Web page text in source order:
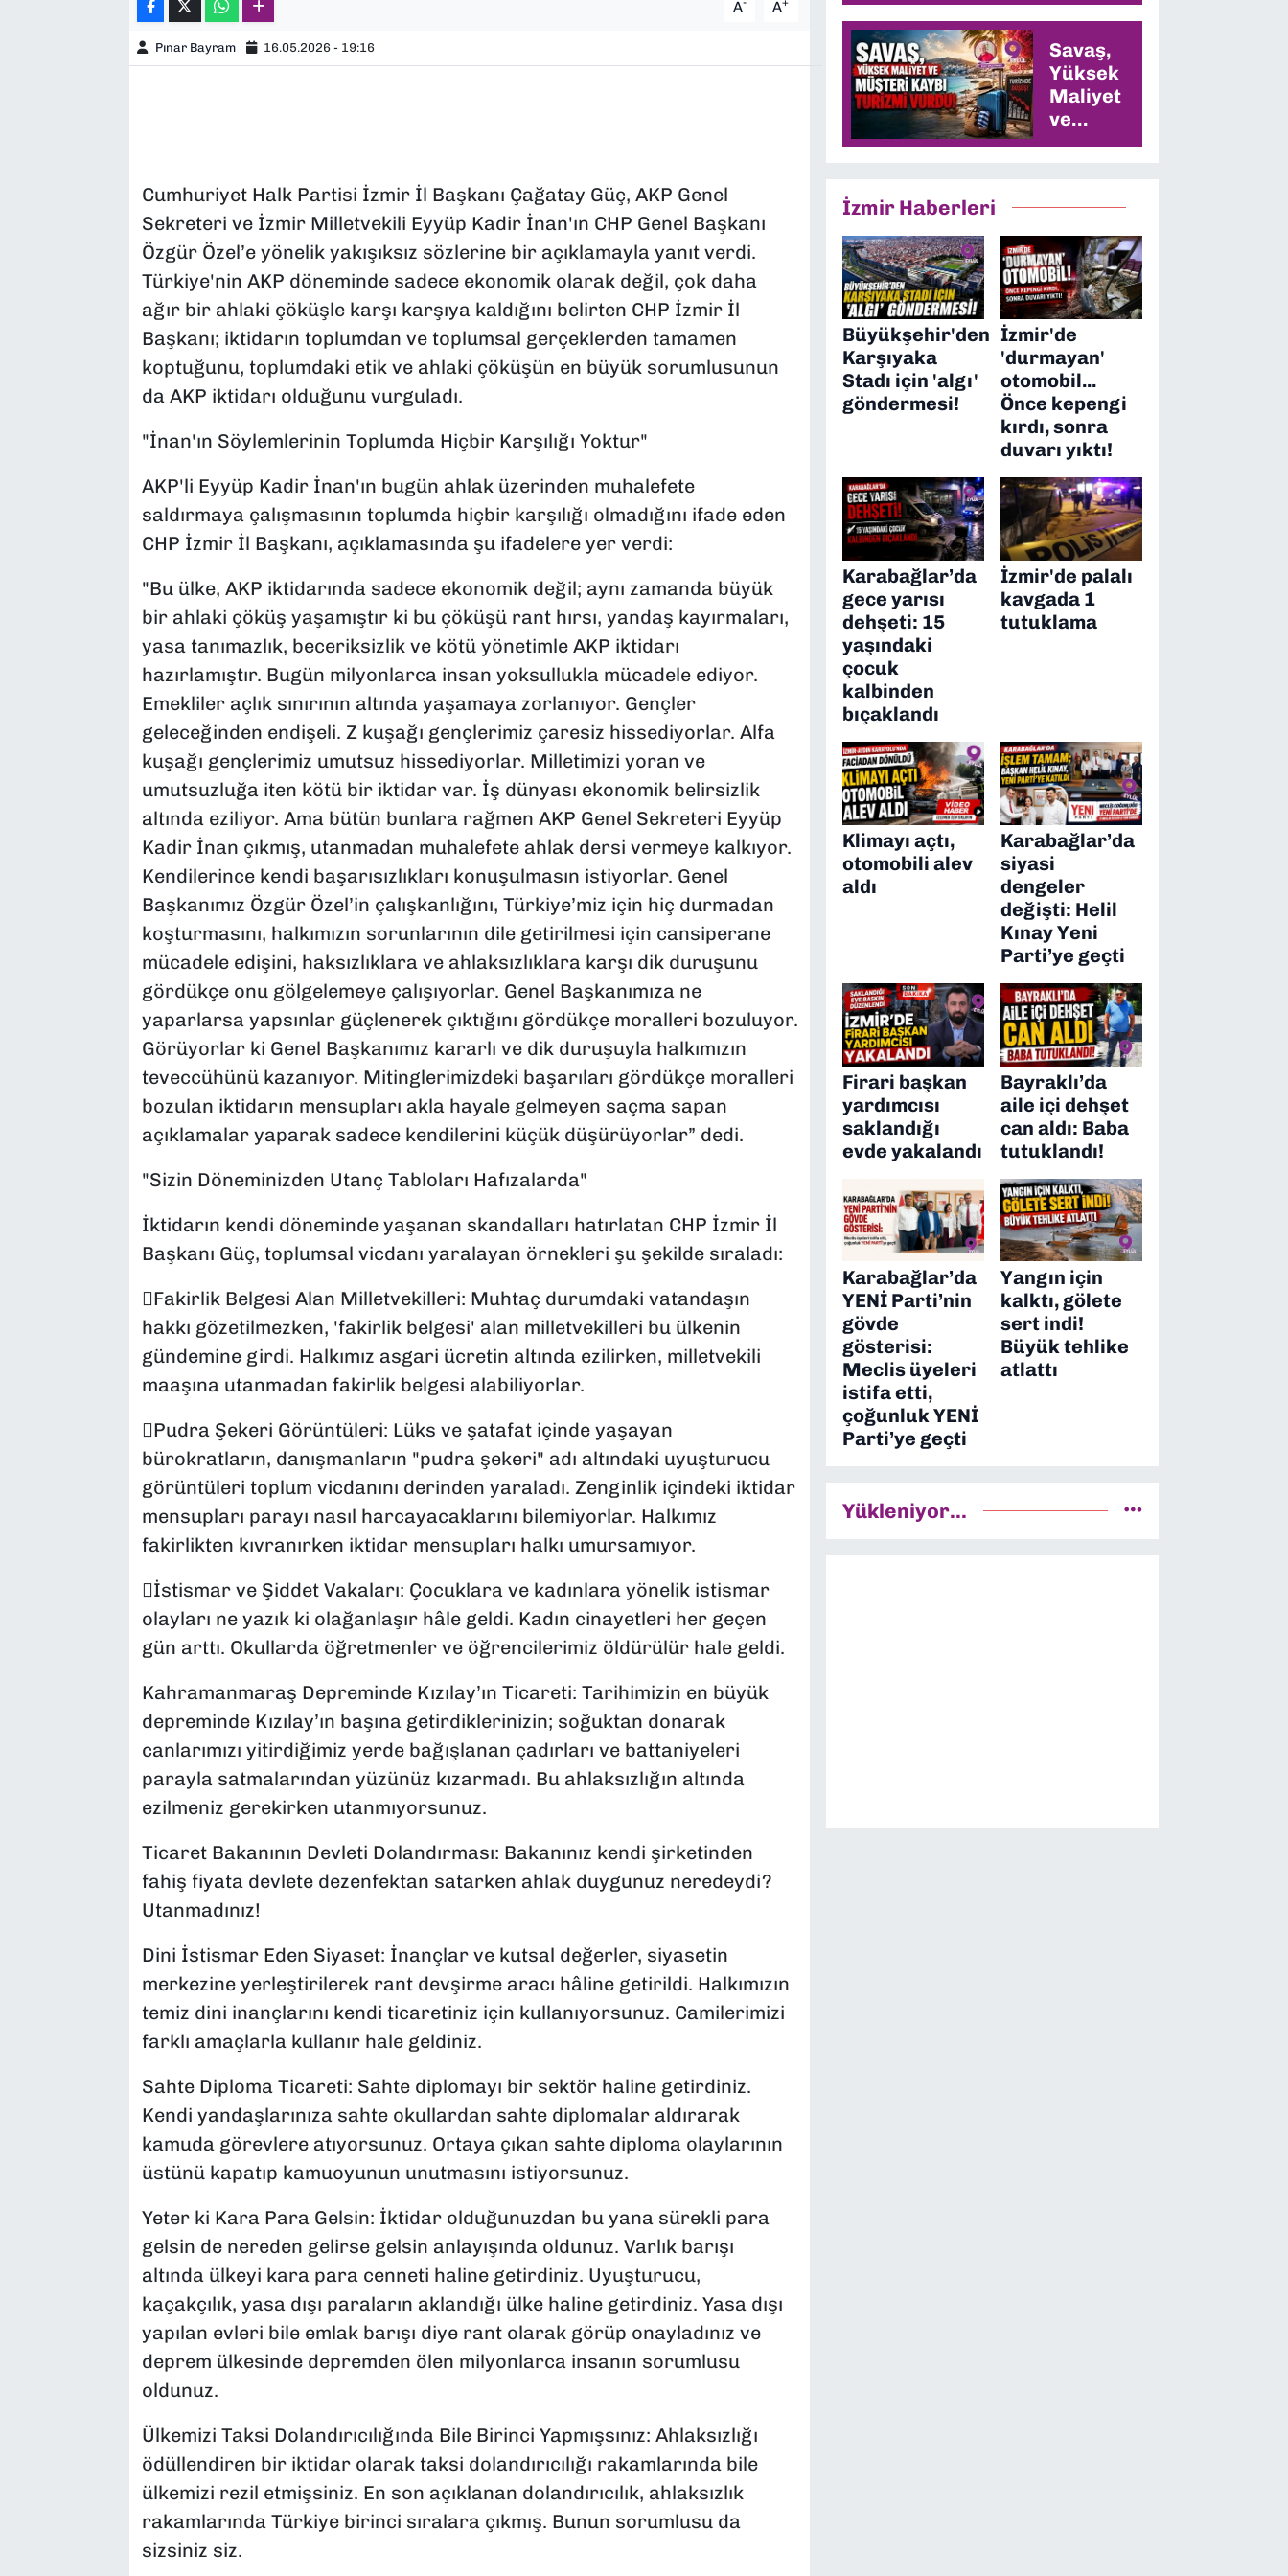
A- A+
Pınar Bayram 16.05.2026 - 19:16
Cumhuriyet Halk Partisi İzmir İl Başkanı Çağatay Güç, AKP Genel
Sekreteri ve İzmir Milletvekili Eyyüp Kadir İnan'ın CHP Genel Başkanı
Özgür Özel’e yönelik yakışıksız sözlerine bir açıklamayla yanıt verdi.
Türkiye'nin AKP döneminde sadece ekonomik olarak değil, çok daha
ağır bir ahlaki çöküşle karşı karşıya kaldığını belirten CHP İzmir İl
Başkanı; iktidarın toplumdan ve toplumsal gerçeklerden tamamen
koptuğunu, toplumdaki etik ve ahlaki çöküşün en büyük sorumlusunun
da AKP iktidarı olduğunu vurguladı.
"İnan'ın Söylemlerinin Toplumda Hiçbir Karşılığı Yoktur"
AKP'li Eyyüp Kadir İnan'ın bugün ahlak üzerinden muhalefete
saldırmaya çalışmasının toplumda hiçbir karşılığı olmadığını ifade eden
CHP İzmir İl Başkanı, açıklamasında şu ifadelere yer verdi:
"Bu ülke, AKP iktidarında sadece ekonomik değil; aynı zamanda büyük
bir ahlaki çöküş yaşamıştır ki bu çöküşü rant hırsı, yandaş kayırmaları,
yasa tanımazlık, beceriksizlik ve kötü yönetimle AKP iktidarı
hazırlamıştır. Bugün milyonlarca insan yoksullukla mücadele ediyor.
Emekliler açlık sınırının altında yaşamaya zorlanıyor. Gençler
geleceğinden endişeli. Z kuşağı gençlerimiz çaresiz hissediyorlar. Alfa
kuşağı gençlerimiz umutsuz hissediyorlar. Milletimizi yoran ve
umutsuzluğa iten kötü bir iktidar var. İş dünyası ekonomik belirsizlik
altında eziliyor. Ama bütün bunlara rağmen AKP Genel Sekreteri Eyyüp
Kadir İnan çıkmış, utanmadan muhalefete ahlak dersi vermeye kalkıyor.
Kendilerince kendi başarısızlıkları konuşulmasın istiyorlar. Genel
Başkanımız Özgür Özel’in çalışkanlığını, Türkiye’miz için hiç durmadan
koşturmasını, halkımızın sorunlarının dile getirilmesi için cansiperane
mücadele edişini, haksızlıklara ve ahlaksızlıklara karşı dik duruşunu
gördükçe onu gölgelemeye çalışıyorlar. Genel Başkanımıza ne
yaparlarsa yapsınlar güçlenerek çıktığını gördükçe moralleri bozuluyor.
Görüyorlar ki Genel Başkanımız kararlı ve dik duruşuyla halkımızın
teveccühünü kazanıyor. Mitinglerimizdeki başarıları gördükçe moralleri
bozulan iktidarın mensupları akla hayale gelmeyen saçma sapan
açıklamalar yaparak sadece kendilerini küçük düşürüyorlar” dedi.
"Sizin Döneminizden Utanç Tabloları Hafızalarda"
İktidarın kendi döneminde yaşanan skandalları hatırlatan CHP İzmir İl
Başkanı Güç, toplumsal vicdanı yaralayan örnekleri şu şekilde sıraladı:
Fakirlik Belgesi Alan Milletvekilleri: Muhtaç durumdaki vatandaşın
hakkı gözetilmezken, 'fakirlik belgesi' alan milletvekilleri bu ülkenin
gündemine girdi. Halkımız asgari ücretin altında ezilirken, milletvekili
maaşına utanmadan fakirlik belgesi alabiliyorlar.
Pudra Şekeri Görüntüleri: Lüks ve şatafat içinde yaşayan
bürokratların, danışmanların "pudra şekeri" adı altındaki uyuşturucu
görüntüleri toplum vicdanını derinden yaraladı. Zenginlik içindeki iktidar
mensupları parayı nasıl harcayacaklarını bilemiyorlar. Halkımız
fakirlikten kıvranırken iktidar mensupları halkı umursamıyor.
İstismar ve Şiddet Vakaları: Çocuklara ve kadınlara yönelik istismar
olayları ne yazık ki olağanlaşır hâle geldi. Kadın cinayetleri her geçen
gün arttı. Okullarda öğretmenler ve öğrencilerimiz öldürülür hale geldi.
Kahramanmaraş Depreminde Kızılay’ın Ticareti: Tarihimizin en büyük
depreminde Kızılay’ın başına getirdiklerinizin; soğuktan donarak
canlarımızı yitirdiğimiz yerde bağışlanan çadırları ve battaniyeleri
parayla satmalarından yüzünüz kızarmadı. Bu ahlaksızlığın altında
ezilmeniz gerekirken utanmıyorsunuz.
Ticaret Bakanının Devleti Dolandırması: Bakanınız kendi şirketinden
fahiş fiyata devlete dezenfektan satarken ahlak duygunuz neredeydi?
Utanmadınız!
Dini İstismar Eden Siyaset: İnançlar ve kutsal değerler, siyasetin
merkezine yerleştirilerek rant devşirme aracı hâline getirildi. Halkımızın
temiz dini inançlarını kendi ticaretiniz için kullanıyorsunuz. Camilerimizi
farklı amaçlarla kullanır hale geldiniz.
Sahte Diploma Ticareti: Sahte diplomayı bir sektör haline getirdiniz.
Kendi yandaşlarınıza sahte okullardan sahte diplomalar aldırarak
kamuda görevlere atıyorsunuz. Ortaya çıkan sahte diploma olaylarının
üstünü kapatıp kamuoyunun unutmasını istiyorsunuz.
Yeter ki Kara Para Gelsin: İktidar olduğunuzdan bu yana sürekli para
gelsin de nereden gelirse gelsin anlayışında oldunuz. Varlık barışı
altında ülkeyi kara para cenneti haline getirdiniz. Uyuşturucu,
kaçakçılık, yasa dışı paraların aklandığı ülke haline getirdiniz. Yasa dışı
yapılan evleri bile emlak barışı diye rant olarak görüp onayladınız ve
deprem ülkesinde depremden ölen milyonlarca insanın sorumlusu
oldunuz.
Ülkemizi Taksi Dolandırıcılığında Bile Birinci Yapmışsınız: Ahlaksızlığı
ödüllendiren bir iktidar olarak taksi dolandırıcılığı rakamlarında bile
ülkemizi rezil etmişsiniz. En son açıklanan dolandırıcılık, ahlaksızlık
rakamlarında Türkiye birinci sıralara çıkmış. Bunun sorumlusu da
sizsiniz siz.
Savaş,
Yüksek
Maliyet
ve
Müşteri
Vurdu
İzmir Haberleri
Büyükşehir'den
Karşıyaka
Stadı için 'algı'
göndermesi!
İzmir'de
'durmayan'
otomobil...
Önce kepengi
kırdı, sonra
duvarı yıktı!
Karabağlar’da
gece yarısı
dehşeti: 15
yaşındaki
çocuk
kalbinden
bıçaklandı
İzmir'de palalı
kavgada 1
tutuklama
Klimayı açtı,
otomobili alev
aldı
Karabağlar’da
siyasi
dengeler
değişti: Helil
Kınay Yeni
Parti’ye geçti
Firari başkan
yardımcısı
saklandığı
evde yakalandı
Bayraklı’da
aile içi dehşet
can aldı: Baba
tutuklandı!
Karabağlar’da
YENİ Parti’nin
gövde
gösterisi:
Meclis üyeleri
istifa etti,
çoğunluk YENİ
Parti’ye geçti
Yangın için
kalktı, gölete
sert indi!
Büyük tehlike
atlattı
Yükleniyor...